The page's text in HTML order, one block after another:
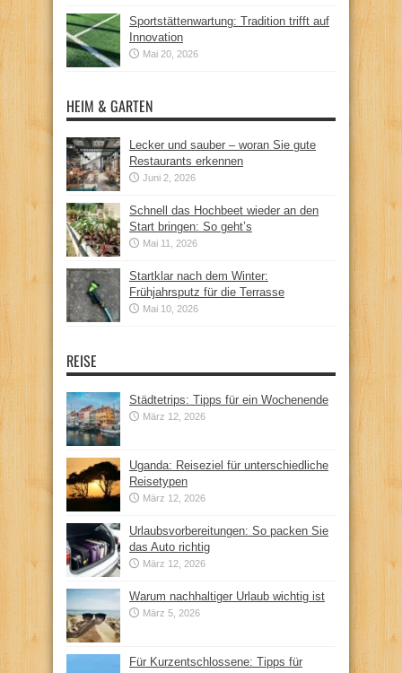
Sportstättenwartung: Tradition trifft auf
Innovation
Mai 20, 2026
HEIM & GARTEN
Lecker und sauber – woran Sie gute
Restaurants erkennen
Juni 2, 2026
Schnell das Hochbeet wieder an den
Start bringen: So geht’s
Mai 11, 2026
Startklar nach dem Winter:
Frühjahrsputz für die Terrasse
Mai 10, 2026
REISE
Städtetrips: Tipps für ein Wochenende
März 12, 2026
Uganda: Reiseziel für unterschiedliche
Reisetypen
März 12, 2026
Urlaubsvorbereitungen: So packen Sie
das Auto richtig
März 12, 2026
Warum nachhaltiger Urlaub wichtig ist
März 5, 2026
Für Kurzentschlossene: Tipps für